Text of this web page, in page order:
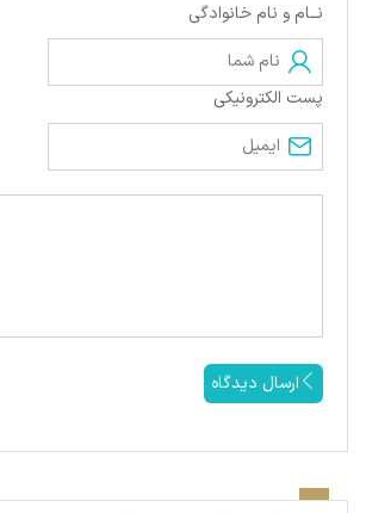
نــام و نام خانوادگی
پست الکترونیکی
ارسال دیدگاه